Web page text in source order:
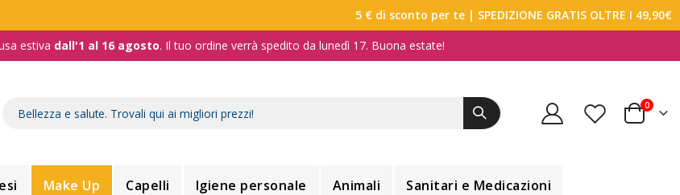
5 € di sconto per te | SPEDIZIONE GRATIS OLTRE I 49,90€
estiva dall'1 al 16 agosto. Il tuo ordine verrà spedito da lunedì 17. Buona estate!
Carrello
0
Make Up Capelli Igiene personale Animali Sanitari e Medicazioni